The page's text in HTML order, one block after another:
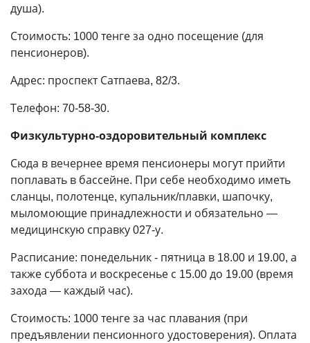
душа).
Стоимость: 1000 тенге за одно посещение (для
пенсионеров).
Адрес: проспект Сатпаева, 82/3.
Телефон: 70-58-30.
Физкультурно-оздоровительный комплекс
Сюда в вечернее время пенсионеры могут прийти
поплавать в бассейне. При себе необходимо иметь
сланцы, полотенце, купальник/плавки, шапочку,
мыломоющие принадлежности и обязательно —
медицинскую справку 027-у.
Расписание: понедельник - пятница в 18.00 и 19.00, а
также суббота и воскресенье с 15.00 до 19.00 (время
захода — каждый час).
Стоимость: 1000 тенге за час плавания (при
предъявлении пенсионного удостоверения). Оплата